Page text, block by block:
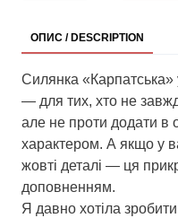
ОПИС / DESCRIPTION
Силянка «Карпатська»
— для тих, хто не
але не проти додати в
характером. А якщо у
жовті деталі — ця
доповненням.
Я давно хотіла зробити